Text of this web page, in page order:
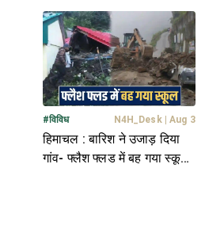
#विविध N4H_Desk| Aug 3
हिमाचल : बारिश ने उजाड़ दिया
गांव- फ्लैश फ्लड में बह गया स्कूल,